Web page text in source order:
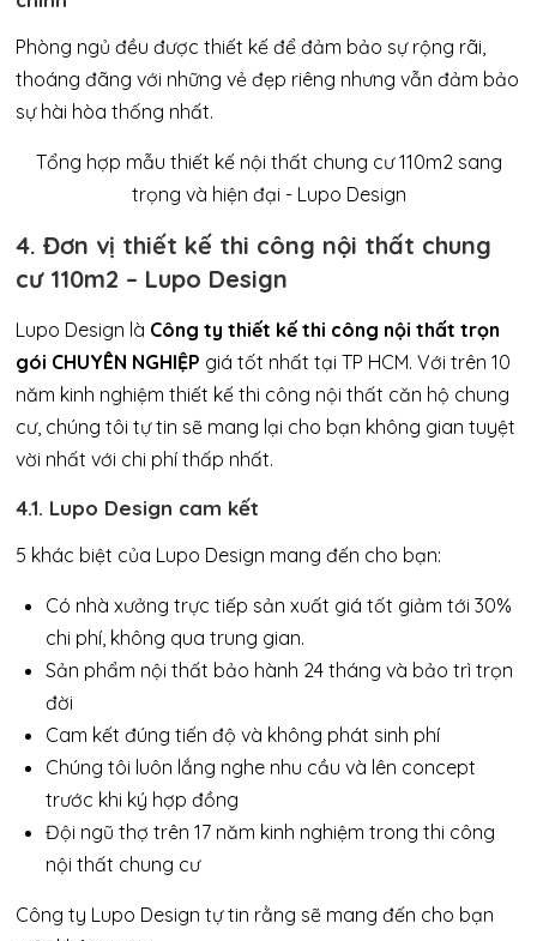
Phòng ngủ đều được thiết kế để đảm bảo sự rộng rãi,
thoáng đãng với những vẻ đẹp riêng nhưng vẫn đảm bảo
sự hài hòa thống nhất.
4. Đơn vị thiết kế thi công nội thất chung
cư 110m2 – Lupo Design
Lupo Design là Công ty thiết kế thi công nội thất trọn
gói CHUYÊN NGHIỆP giá tốt nhất tại TP HCM. Với trên 10
năm kinh nghiệm thiết kế thi công nội thất căn hộ chung
cư, chúng tôi tự tin sẽ mang lại cho bạn không gian tuyệt
vời nhất với chi phí thấp nhất.
4.1. Lupo Design cam kết
5 khác biệt của Lupo Design mang đến cho bạn:
Có nhà xưởng trực tiếp sản xuất giá tốt giảm tới 30%
chi phí, không qua trung gian.
Sản phẩm nội thất bảo hành 24 tháng và bảo trì trọn
đời
Cam kết đúng tiến độ và không phát sinh phí
Chúng tôi luôn lắng nghe nhu cầu và lên concept
trước khi ký hợp đồng
Đội ngũ thợ trên 17 năm kinh nghiệm trong thi công
nội thất chung cư
Công ty Lupo Design tự tin rằng sẽ mang đến cho bạn